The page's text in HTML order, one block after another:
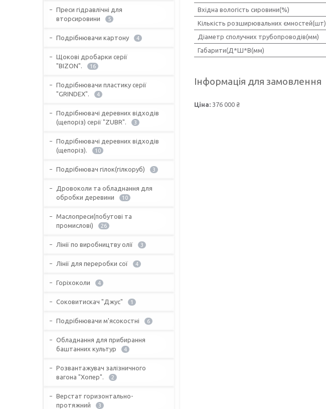
Вхідна вологість сировини(%)
Кількість розширювальних ємностей(шт)
Діаметр сполучних трубопроводів(мм)
Габарити(Д*Ш*В(мм)
Інформація для замовлення
Ціна: 376 000 ₴
Преси гідравлічні для
вторсировини
5
Подрібнювачи картону 4
Щокові дробарки серії
"BIZON".
16
Подрібнювачи пластику серії
"GRINDEX".
4
Подрібнювачі деревних відходів
(щепоріз) серії "ZUBR".
3
Подрібнювачі деревних відходів
(щепоріз).
10
Подрібнювач гілок(гілкоруб) 3
Дровоколи та обладнання для
обробки деревини
10
Маслопреси(побутові та
промислові)
26
Лінії по виробництву олії 3
Лінії для переробки сої 4
Горіхоколи 4
Соковитискач "Джус" 1
Подрібнювачи м'ясокостні 6
Обладнання для прибирання
баштанних культур
4
Розвантажувач залізничного
вагона "Хопер".
2
Верстат горизонтально-
протяжний
3